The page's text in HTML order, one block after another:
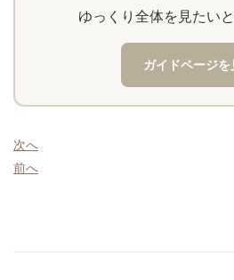
ゆっくり全体を見たい
ガイドページを
次へ
前へ